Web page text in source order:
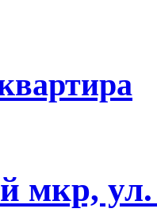
мкр,